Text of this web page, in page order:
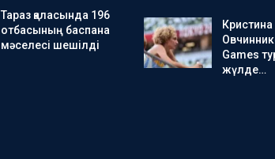
Тараз қаласында 196
отбасының баспана
мәселесі шешілді
Кристина
Games
жүлде…